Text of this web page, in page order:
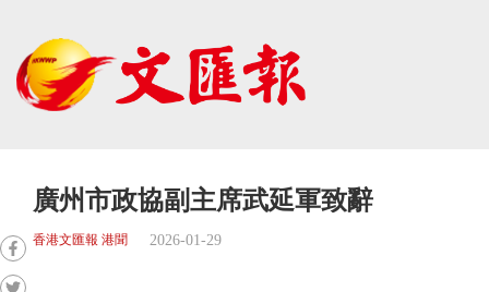
廣州市政協副主席武延軍致辭
香港文匯報 港聞 2026-01-29